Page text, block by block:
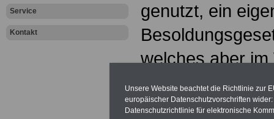
Service
Kontakt
genutzt, ein
welches aber
jedoch wurde
Unsere Website beachtet die Richtlinie zur
europäischer Datenschutzvorschriften
Datenschutzrichtlinie für elektronische